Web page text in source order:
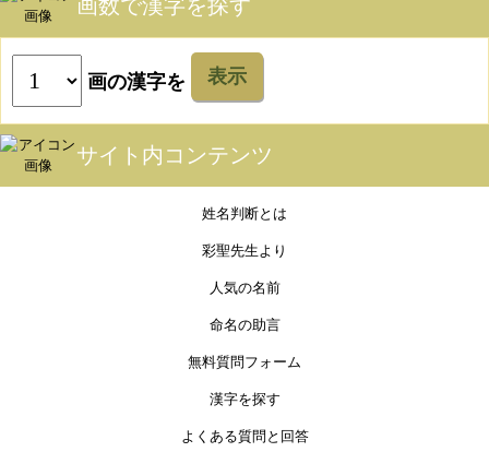
画の漢字を 表示
サイト内コンテンツ
姓名判断とは
彩聖先生より
人気の名前
命名の助言
無料質問フォーム
漢字を探す
よくある質問と回答